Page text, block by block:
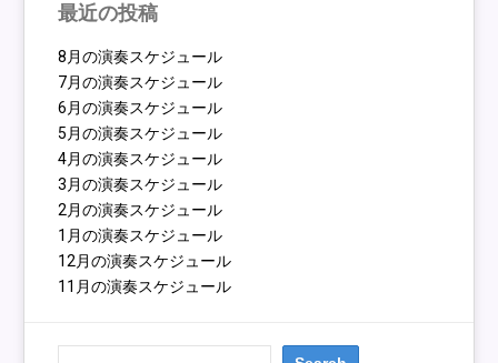
最近の投稿
8月の演奏スケジュール
7月の演奏スケジュール
6月の演奏スケジュール
5月の演奏スケジュール
4月の演奏スケジュール
3月の演奏スケジュール
2月の演奏スケジュール
1月の演奏スケジュール
12月の演奏スケジュール
11月の演奏スケジュール